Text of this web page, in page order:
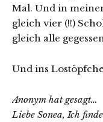
Mal. Und in
gleich vier (!!)
gleich alle
Und ins
Anonym hat gesagt…
Liebe Sonea, Ich